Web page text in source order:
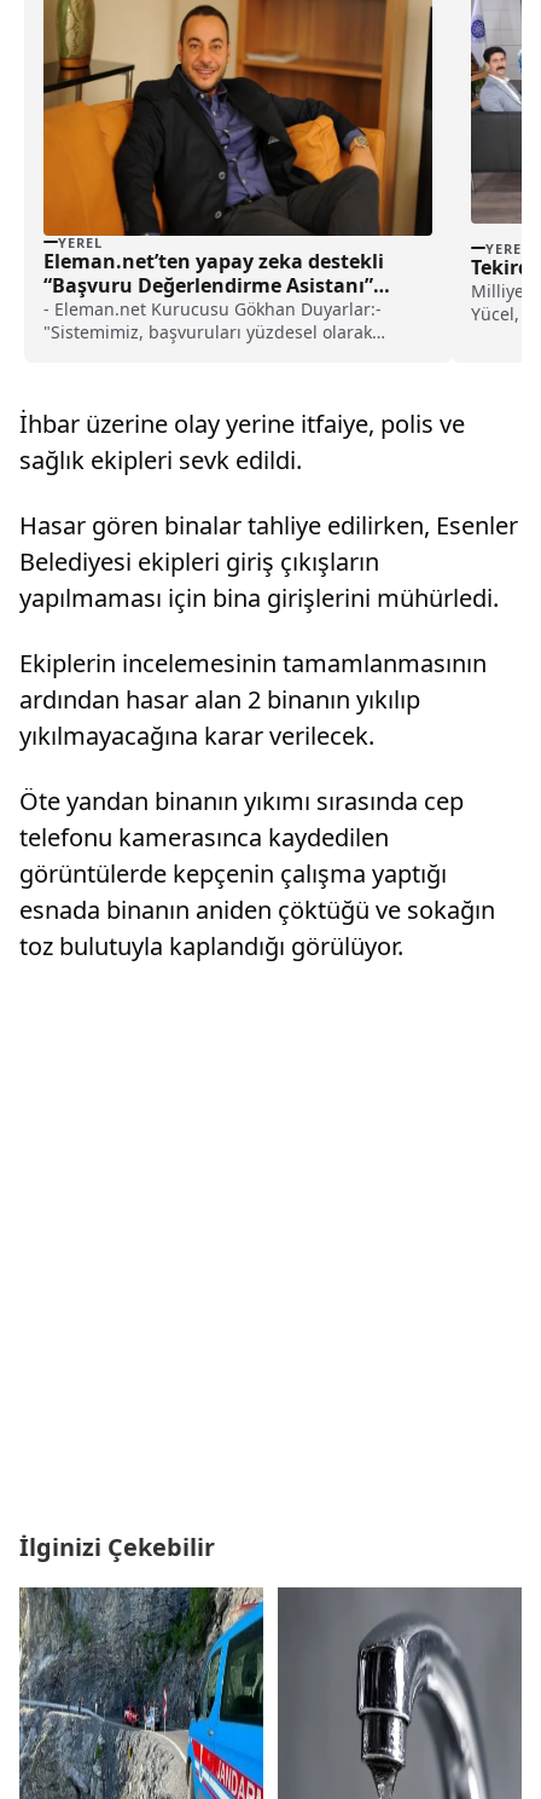
YEREL
Eleman.net’ten yapay zeka destekli
“Başvuru Değerlendirme Asistanı”
haberi
- Eleman.net Kurucusu Gökhan Duyarlar:-
"Sistemimiz, başvuruları yüzdesel olarak
YEREL
Yücel,
İhbar üzerine olay yerine itfaiye, polis ve
sağlık ekipleri sevk edildi.
Hasar gören binalar tahliye edilirken, Esenler
Belediyesi ekipleri giriş çıkışların
yapılmaması için bina girişlerini mühürledi.
Ekiplerin incelemesinin tamamlanmasının
ardından hasar alan 2 binanın yıkılıp
yıkılmayacağına karar verilecek.
Öte yandan binanın yıkımı sırasında cep
telefonu kamerasınca kaydedilen
görüntülerde kepçenin çalışma yaptığı
esnada binanın aniden çöktüğü ve sokağın
toz bulutuyla kaplandığı görülüyor.
İlginizi Çekebilir